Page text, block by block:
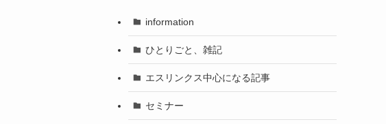
information
ひとりごと、雑記
エスリンクス中心になる記事
セミナー